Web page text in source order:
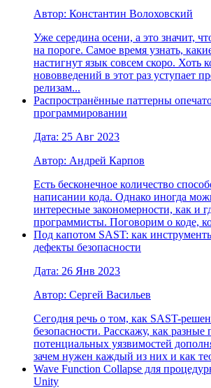
Автор: Константин Волоховский
Уже середина осени, а это значит,
на пороге. Самое время узнать,
настигнут язык совсем скоро. Хоть
нововведений в этот раз уступает
релизам...
Распространённые паттерны
программировании
Дата: 25 Авг 2023
Автор: Андрей Карпов
Есть бесконечное количество
написании кода. Однако иногда
интересные закономерности, как и
программисты. Поговорим о коде,
Под капотом SAST: как
дефекты безопасности
Дата: 26 Янв 2023
Автор: Сергей Васильев
Сегодня речь о том, как SAST-
безопасности. Расскажу, как
потенциальных уязвимостей
зачем нужен каждый из них и как
Wave Function Collapse для
Unity